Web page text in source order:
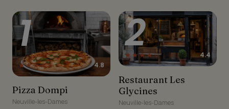
Pizza Dompi
1
★★★★★ 4.8
Pizza Dompi
Neuville-les-Dames
Restaurant Les Glycines
2
★★★★☆ 4.4
Restaurant Les
Glycines
Neuville-les-Dames